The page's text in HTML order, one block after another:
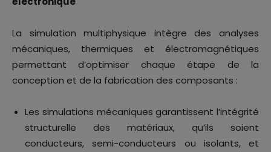
La simulation multiphysique intègre des analyses
mécaniques, thermiques et électromagnétiques
permettant d’optimiser chaque étape de la
conception et de la fabrication des composants :
Les simulations mécaniques garantissent l’intégrité
structurelle des matériaux, qu’ils soient
conducteurs, semi-conducteurs ou isolants, et